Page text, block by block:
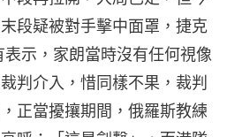
段疑被對手擊中面罩，捷克
示，家朗當時沒有任何視像
判介入，惜同樣不果，裁判
正當擾攘期間，俄羅斯教練